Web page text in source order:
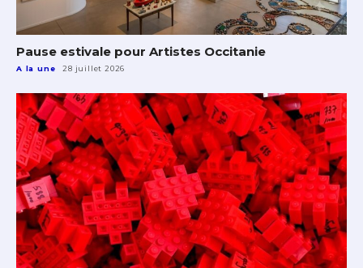
Pause estivale pour Artistes Occitanie
A la une 28 juillet 2026